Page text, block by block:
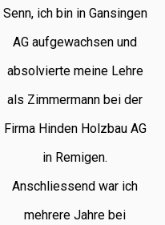
Senn, ich bin in Gansingen
AG aufgewachsen und
absolvierte meine Lehre
als Zimmermann bei der
Firma Hinden Holzbau AG
in Remigen.
Anschliessend war ich
mehrere Jahre bei